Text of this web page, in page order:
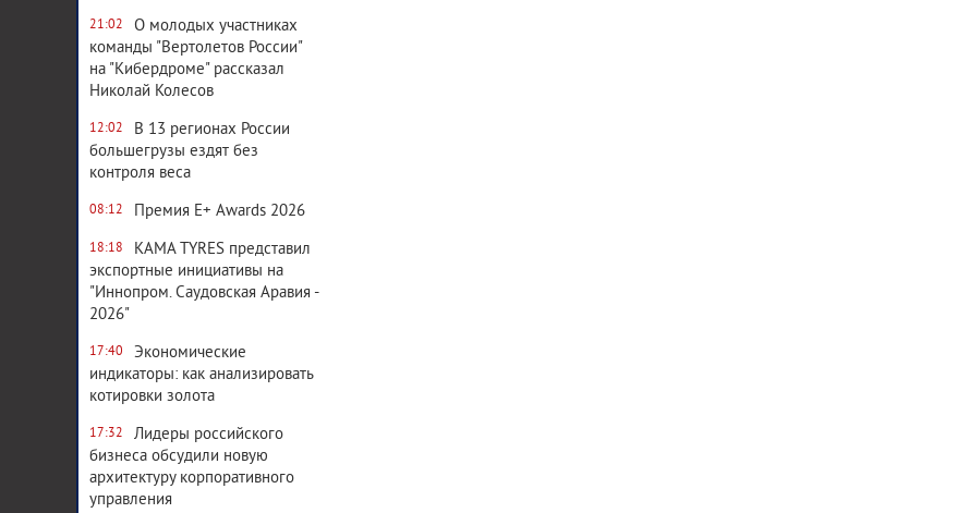
21:02
О молодых участниках
команды "Вертолетов России"
на "Кибердроме" рассказал
Николай Колесов
12:02
В 13 регионах России
большегрузы ездят без
контроля веса
08:12 Премия E+ Awards 2026
18:18
KAMA TYRES представил
экспортные инициативы на
"Иннопром. Саудовская Аравия -
2026"
17:40
Экономические
индикаторы: как анализировать
котировки золота
17:32
Лидеры российского
бизнеса обсудили новую
архитектуру корпоративного
управления